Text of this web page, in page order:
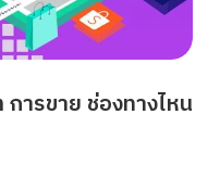
ารขาย ช่องทางไหน